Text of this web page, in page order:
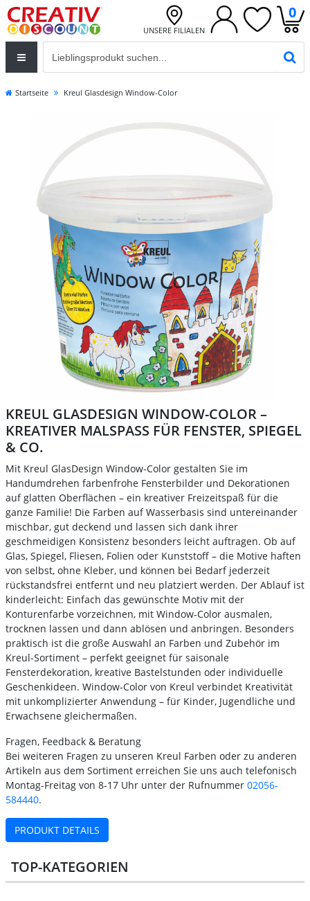
UNSERE FILIALEN
0
Startseite Kreul Glasdesign Window-Color
KREUL GLASDESIGN WINDOW-COLOR –
KREATIVER MALSPASS FÜR FENSTER, SPIEGEL &
CO.
Mit Kreul GlasDesign Window-Color gestalten Sie im
Handumdrehen farbenfrohe Fensterbilder und Dekorationen
auf glatten Oberflächen – ein kreativer Freizeitspaß für die
ganze Familie! Die Farben auf Wasserbasis sind untereinander
mischbar, gut deckend und lassen sich dank ihrer
geschmeidigen Konsistenz besonders leicht auftragen. Ob auf
Glas, Spiegel, Fliesen, Folien oder Kunststoff – die Motive haften
von selbst, ohne Kleber, und können bei Bedarf jederzeit
rückstandsfrei entfernt und neu platziert werden. Der Ablauf ist
kinderleicht: Einfach das gewünschte Motiv mit der
Konturenfarbe vorzeichnen, mit Window-Color ausmalen,
trocknen lassen und dann ablösen und anbringen. Besonders
praktisch ist die große Auswahl an Farben und Zubehör im
Kreul-Sortiment – perfekt geeignet für saisonale
Fensterdekoration, kreative Bastelstunden oder individuelle
Geschenkideen. Window-Color von Kreul verbindet Kreativität
mit unkomplizierter Anwendung – für Kinder, Jugendliche und
Erwachsene gleichermaßen.
Fragen, Feedback & Beratung
Bei weiteren Fragen zu unseren Kreul Farben oder zu anderen
Artikeln aus dem Sortiment erreichen Sie uns auch telefonisch
Montag-Freitag von 8-17 Uhr unter der Rufnummer 02056-
584440.
PRODUKT DETAILS
TOP-KATEGORIEN